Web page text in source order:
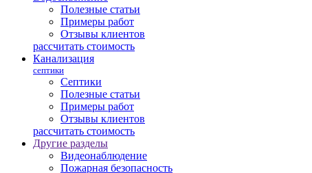
Полезные статьи
Примеры работ
Отзывы клиентов
рассчитать стоимость
Канализация
септики
Септики
Полезные статьи
Примеры работ
Отзывы клиентов
рассчитать стоимость
Другие разделы
Видеонаблюдение
Пожарная безопасность